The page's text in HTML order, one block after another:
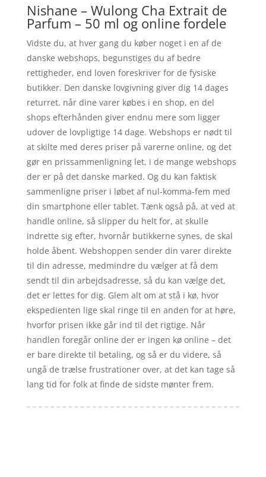
Nishane – Wulong Cha Extrait de
Parfum – 50 ml og online fordele
Vidste du, at hver gang du køber noget i en af de
danske webshops, begunstiges du af bedre
rettigheder, end loven foreskriver for de fysiske
butikker. Den danske lovgivning giver dig 14 dages
returret. når dine varer købes i en shop, en del
shops efterhånden giver endnu mere som ligger
udover de lovpligtige 14 dage. Webshops er nødt til
at skilte med deres priser på varerne online, og det
gør en prissammenligning let, i de mange webshops
der er på det danske marked. Og du kan faktisk
sammenligne priser i løbet af nul-komma-fem med
din smartphone eller tablet. Tænk også på, at ved at
handle online, så slipper du helt for, at skulle
indrette sig efter, hvornår butikkerne synes, de skal
holde åbent. Webshoppen sender din varer direkte
til din adresse, medmindre du vælger at få dem
sendt til din arbejdsadresse, så du kan vælge det,
det er lettes for dig. Glem alt om at stå i kø, hvor
ekspedienten lige skal ringe til en anden for at høre,
hvorfor prisen ikke går ind til det rigtige. Når
handlen foregår online der er ingen kø online – det
er bare direkte til betaling, og så er du videre, så
ungå de trælse frustrationer over, at det kan tage så
lang tid for folk at finde de sidste mønter frem.